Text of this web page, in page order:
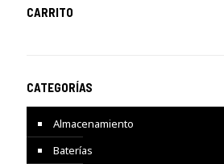
CARRITO
CATEGORÍAS
Almacenamiento
Baterías